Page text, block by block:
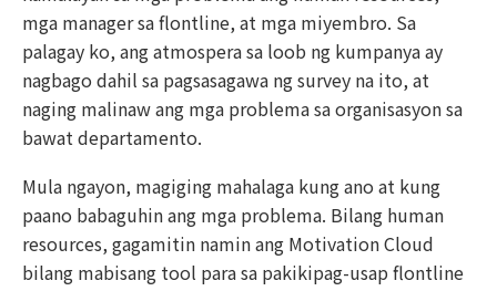
mga manager sa flontline, at mga miyembro. Sa
palagay ko, ang atmospera sa loob ng kumpanya ay
nagbago dahil sa pagsasagawa ng survey na ito, at
naging malinaw ang mga problema sa organisasyon sa
bawat departamento.
Mula ngayon, magiging mahalaga kung ano at kung
paano babaguhin ang mga problema. Bilang human
resources, gagamitin namin ang Motivation Cloud
bilang mabisang tool para sa pakikipag-usap flontline